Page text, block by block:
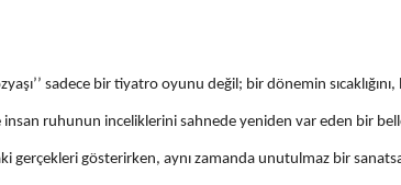
sadece bir tiyatro oyunu değil; bir dönemin
insan ruhunun inceliklerini sahnede yeniden var eden bir
gerçekleri gösterirken, aynı zamanda unutulmaz bir